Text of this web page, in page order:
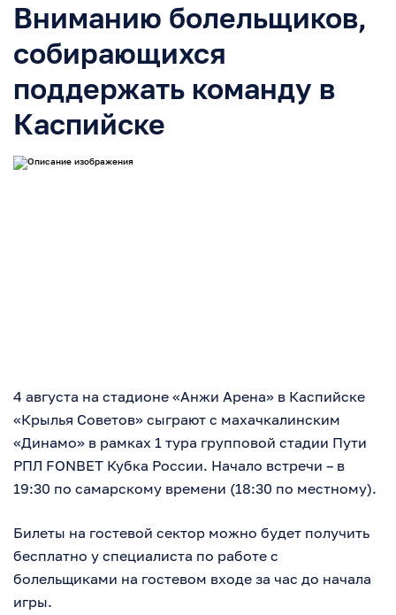
Вниманию болельщиков,
собирающихся
поддержать команду в
Каспийске
4 августа на стадионе «Анжи Арена» в Каспийске
«Крылья Советов» сыграют с махачкалинским
«Динамо» в рамках 1 тура групповой стадии Пути
РПЛ FONBET Кубка России. Начало встречи – в
19:30 по самарскому времени (18:30 по местному).
Билеты на гостевой сектор можно будет получить
бесплатно у специалиста по работе с
болельщиками на гостевом входе за час до начала
игры.